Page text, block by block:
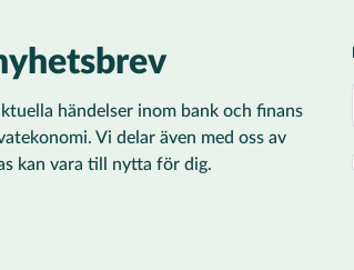
händelser inom bank och finans
Vi delar även med oss av
kan vara till nytta för dig.